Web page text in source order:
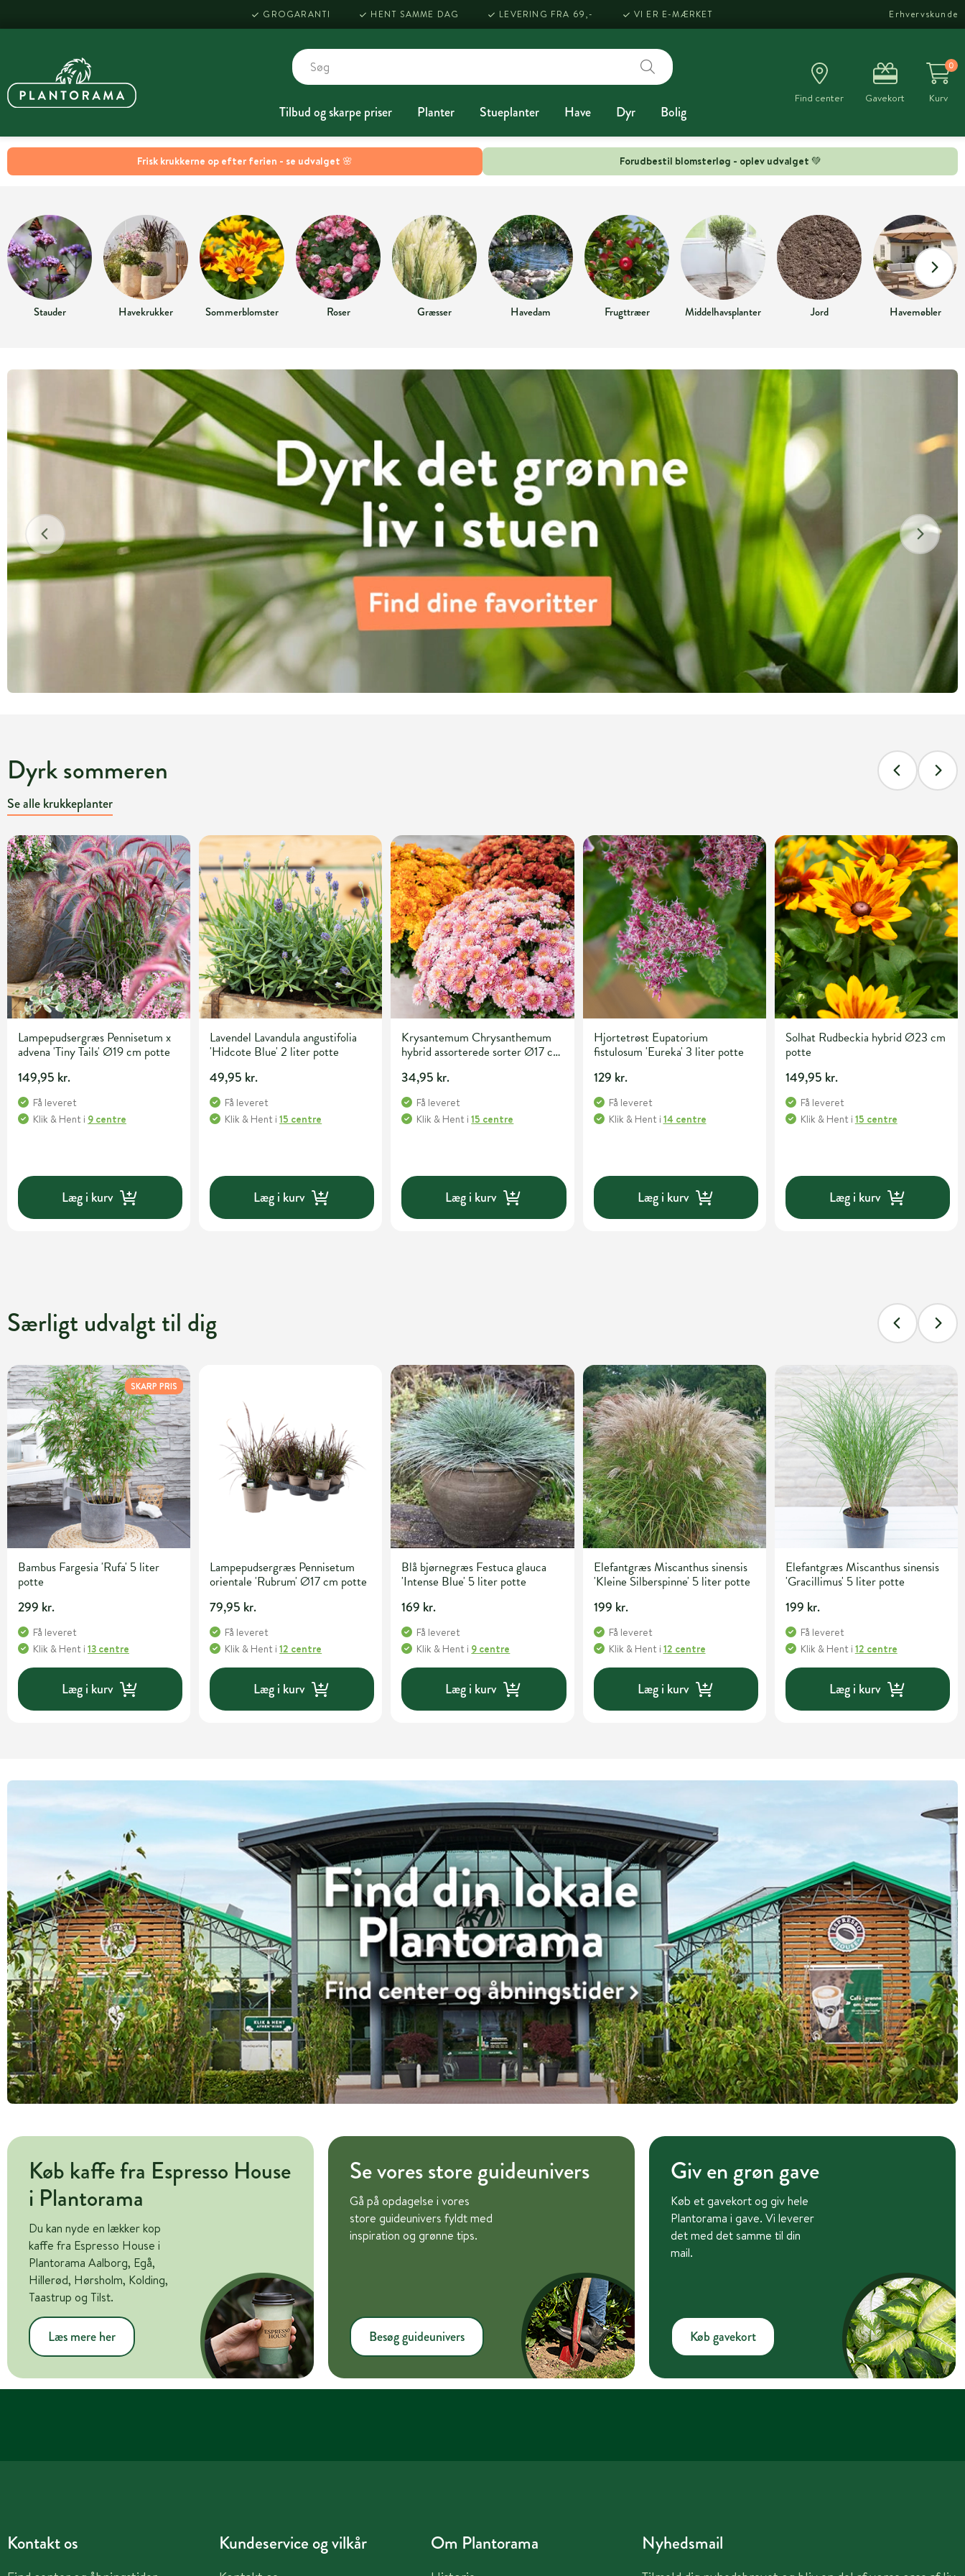
GROGARANTI HENT SAMME DAG LEVERING FRA 69,- VI ER E-MÆRKET Erhvervskunde
Tilbud og skarpe priser Planter Stueplanter Have Dyr Bolig
Find center Gavekort
0
Kurv
Frisk krukkerne op efter ferien - se udvalget 🌸 Forudbestil blomsterløg - oplev udvalget 💚
Stauder Havekrukker Sommerblomster Roser Græsser Havedam Frugttræer Middelhavsplanter Jord Havemøbler
Dyrk sommeren
Se alle krukkeplanter
Lampepudsergræs Pennisetum x
advena 'Tiny Tails' Ø19 cm potte
149,95 kr.
Få leveret
Klik & Hent i 9 centre
Læg i kurv
Lavendel Lavandula angustifolia
'Hidcote Blue' 2 liter potte
49,95 kr.
Få leveret
Klik & Hent i15 centre
Læg i kurv
Krysantemum Chrysanthemum
hybrid assorterede sorter Ø17 cm
34,95 kr.
Få leveret
Klik & Hent i15 centre
Læg i kurv
Hjortetrøst Eupatorium
fistulosum 'Eureka' 3 liter potte
129 kr.
Få leveret
Klik & Hent i 14 centre
Læg i kurv
Solhat Rudbeckia hybrid Ø23 cm
potte
149,95 kr.
Få leveret
Klik & Hent i 15 centre
Læg i kurv
Særligt udvalgt til dig
SKARP PRIS
Bambus Fargesia 'Rufa' 5 liter
potte
299 kr.
Få leveret
Klik & Hent i 13 centre
Læg i kurv
Lampepudsergræs Pennisetum
orientale 'Rubrum' Ø17 cm potte
79,95 kr.
Få leveret
Klik & Hent i12 centre
Læg i kurv
Blå bjørnegræs Festuca glauca
'Intense Blue' 5 liter potte
169 kr.
Få leveret
Klik & Hent i 9 centre
Læg i kurv
Elefantgræs Miscanthus sinensis
'Kleine Silberspinne' 5 liter potte
199 kr.
Få leveret
Klik & Hent i 12 centre
Læg i kurv
Elefantgræs Miscanthus sinensis
'Gracillimus' 5 liter potte
199 kr.
Få leveret
Klik & Hent i 12 centre
Læg i kurv
Køb kaffe fra Espresso House
i Plantorama
Du kan nyde en lækker kop
kaffe fra Espresso House i
Plantorama Aalborg, Egå,
Hillerød, Hørsholm, Kolding,
Taastrup og Tilst.
Læs mere her
Se vores store guideunivers
Gå på opdagelse i vores
store guideunivers fyldt med
inspiration og grønne tips.
Besøg guideunivers
Giv en grøn gave
Køb et gavekort og giv hele
Plantorama i gave. Vi leverer
det med det samme til din
mail.
Køb gavekort
Kontakt os Kundeservice og vilkår Om Plantorama Nyhedsmail